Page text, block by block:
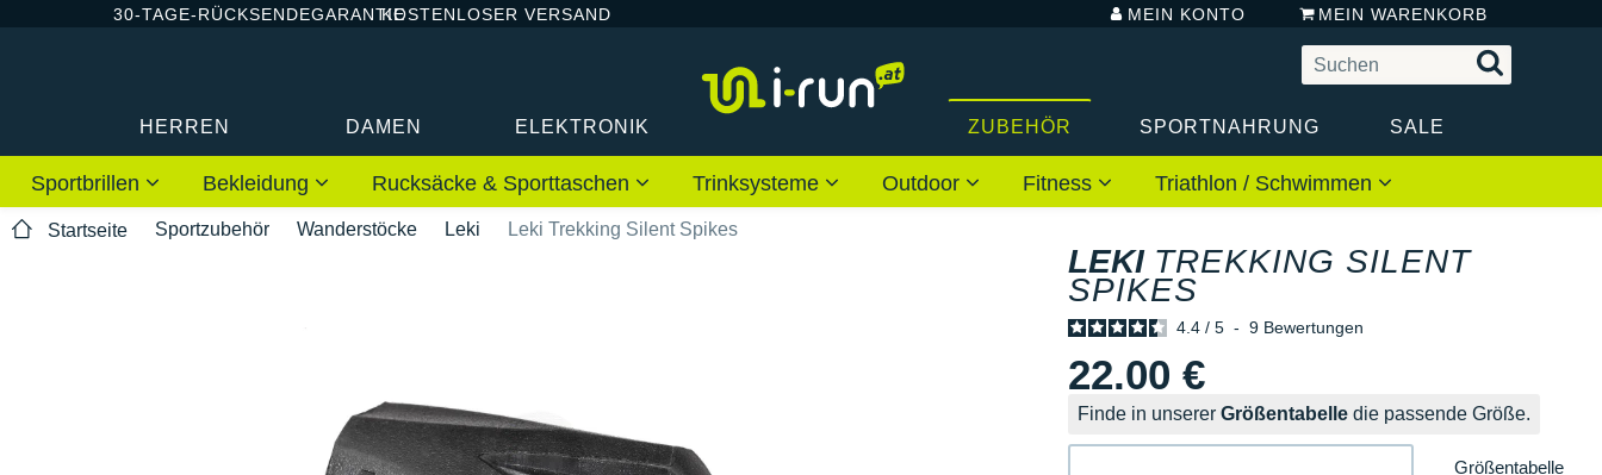
30-TAGE-RÜCKSENDEGARANTIEKOSTENLOSER VERSAND MEIN KONTO MEIN WARENKORB
HERREN DAMEN ELEKTRONIK ZUBEHÖR SPORTNAHRUNG SALE
Sportbrillen Bekleidung Rucksäcke & Sporttaschen Trinksysteme Outdoor Fitness Triathlon / Schwimmen
Startseite Sportzubehör Wanderstöcke Leki Leki Trekking Silent Spikes
LEKI TREKKING SILENT
SPIKES
4.4 / 5 - 9 Bewertungen
22.00 €
Finde in unserer Größentabelle die passende Größe.
Größentabelle